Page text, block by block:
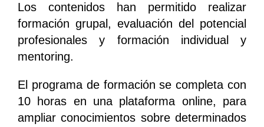
Los contenidos han permitido realizar
formación grupal, evaluación del potencial
profesionales y formación individual y
mentoring.
El programa de formación se completa con
10 horas en una plataforma online, para
ampliar conocimientos sobre determinados